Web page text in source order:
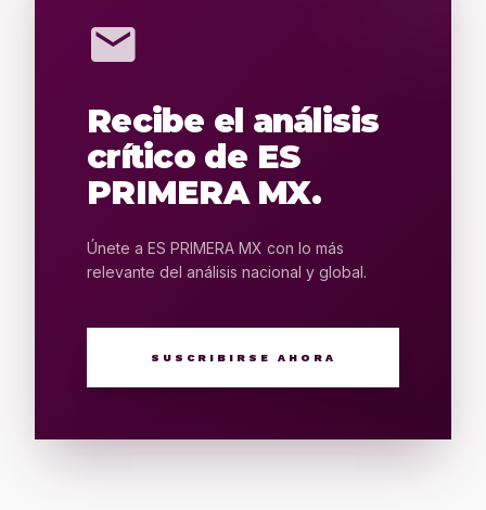
mail
Recibe el análisis
crítico de ES
PRIMERA MX.
Únete a ES PRIMERA MX con lo más
relevante del análisis nacional y global.
SUSCRIBIRSE AHORA